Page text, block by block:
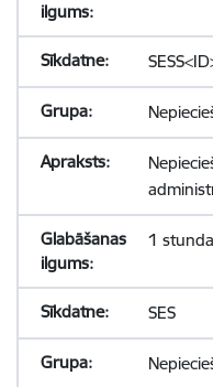
1 stunda
SES